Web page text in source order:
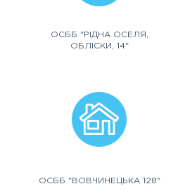
ОСББ "РІДНА ОСЕЛЯ,
ОБЛІСКИ, 14"
ОСББ "ВОВЧИНЕЦЬКА 128"